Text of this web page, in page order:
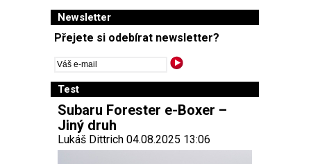
Newsletter
Přejete si odebírat newsletter?
Test
Subaru Forester e-Boxer –
Jiný druh
Lukáš Dittrich 04.08.2025 13:06